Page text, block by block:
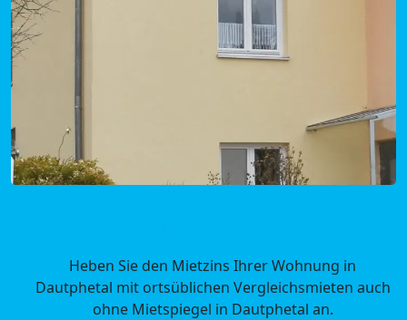
Heben Sie den Mietzins Ihrer Wohnung in
Dautphetal mit ortsüblichen Vergleichsmieten auch
ohne Mietspiegel in Dautphetal an.